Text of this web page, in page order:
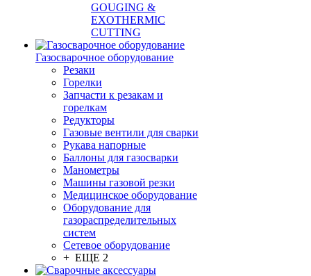
GOUGING &
EXOTHERMIC
CUTTING
Газосварочное оборудование
Резаки
Горелки
Запчасти к резакам и
горелкам
Редукторы
Газовые вентили для сварки
Рукава напорные
Баллоны для газосварки
Манометры
Машины газовой резки
Медицинское оборудование
Оборудование для
газораспределительных
систем
Сетевое оборудование
+ ЕЩЕ 2